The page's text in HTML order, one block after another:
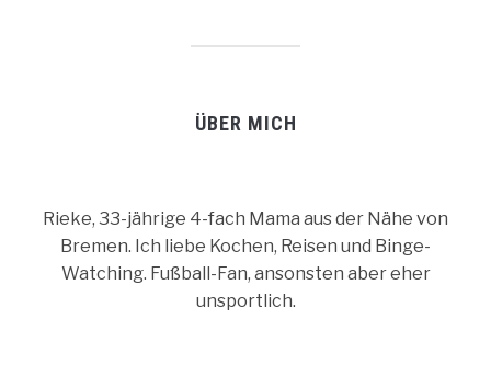
ÜBER MICH
Rieke, 33-jährige 4-fach Mama aus der Nähe von
Bremen. Ich liebe Kochen, Reisen und Binge-
Watching. Fußball-Fan, ansonsten aber eher
unsportlich.